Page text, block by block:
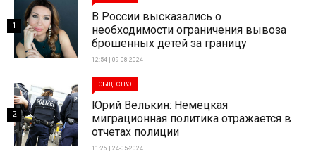
В России высказались о
необходимости ограничения вывоза
брошенных детей за границу
12:54 | 09-08-2024
1
ОБЩЕСТВО
Юрий Велькин: Немецкая
миграционная политика отражается в
отчетах полиции
11:26 | 24-05-2024
2